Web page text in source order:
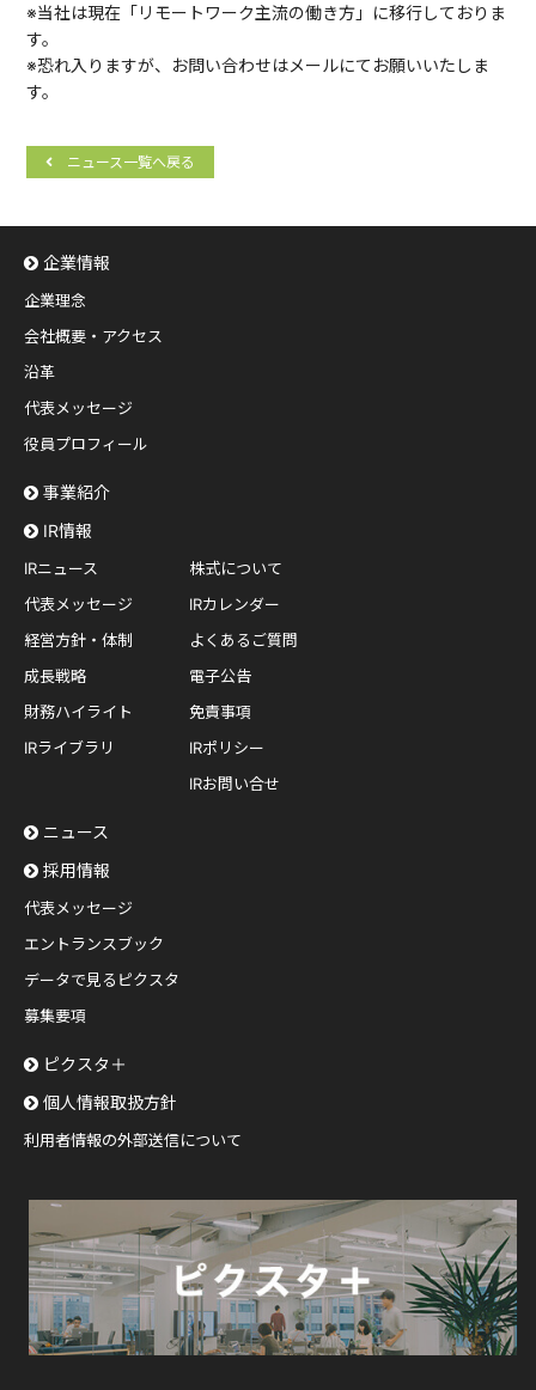
※当社は現在「リモートワーク主流の働き方」に移行しておりま
す。
※恐れ入りますが、お問い合わせはメールにてお願いいたしま
す。
ニュース一覧へ戻る
企業情報
企業理念
会社概要・アクセス
沿革
代表メッセージ
役員プロフィール
事業紹介
IR情報
IRニュース
代表メッセージ
経営方針・体制
成長戦略
財務ハイライト
IRライブラリ
株式について
IRカレンダー
よくあるご質問
電子公告
免責事項
IRポリシー
IRお問い合せ
ニュース
採用情報
代表メッセージ
エントランスブック
データで見るピクスタ
募集要項
ピクスタ＋
個人情報取扱方針
利用者情報の外部送信について